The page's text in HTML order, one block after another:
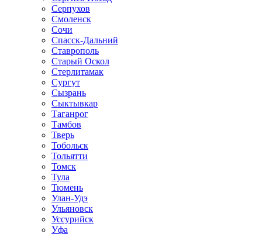
Серпухов
Смоленск
Сочи
Спасск-Дальний
Ставрополь
Старый Оскол
Стерлитамак
Сургут
Сызрань
Сыктывкар
Таганрог
Тамбов
Тверь
Тобольск
Тольятти
Томск
Тула
Тюмень
Улан-Удэ
Ульяновск
Уссурийск
Уфа